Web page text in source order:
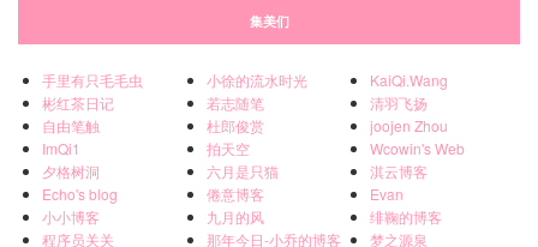
集美们
手里有只毛毛虫
彬红茶日记
自由笔触
ImQi1
夕格树洞
Echo's blog
小小博客
程序员关关
小徐的流水时光
若志随笔
杜郎俊赏
拍天空
六月是只猫
倦意博客
九月的风
那年今日-小乔的博客
KaiQi.Wang
清羽飞扬
joojen Zhou
Wcowin's Web
淇云博客
Evan
绯鞠的博客
梦之源泉